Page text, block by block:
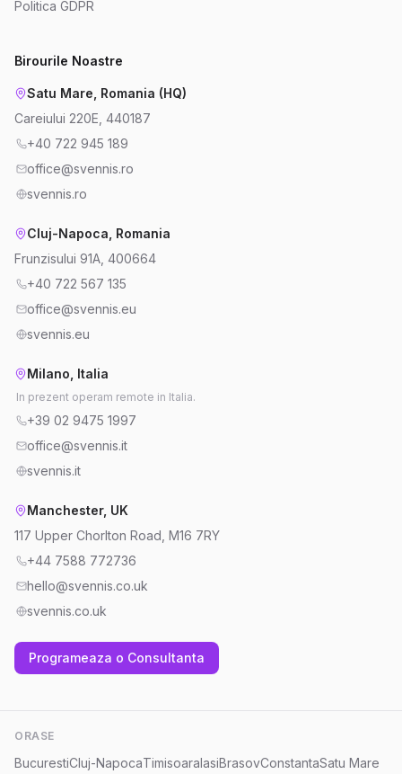
Politica GDPR
Birourile Noastre
Satu Mare, Romania (HQ)
Careiului 220E, 440187
+40 722 945 189
office@svennis.ro
svennis.ro
Cluj-Napoca, Romania
Frunzisului 91A, 400664
+40 722 567 135
office@svennis.eu
svennis.eu
Milano, Italia
In prezent operam remote in Italia.
+39 02 9475 1997
office@svennis.it
svennis.it
Manchester, UK
117 Upper Chorlton Road, M16 7RY
+44 7588 772736
hello@svennis.co.uk
svennis.co.uk
Programeaza o Consultanta
ORASE
BucurestiCluj-NapocaTimisoaraIasiBrasovConstantaSatu Mare